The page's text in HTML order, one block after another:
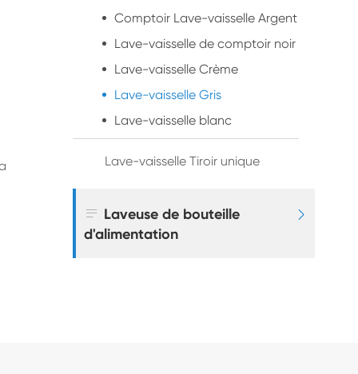
Comptoir Lave-vaisselle Argent
Lave-vaisselle de comptoir noir
Lave-vaisselle Crème
Lave-vaisselle Gris
Lave-vaisselle blanc
Lave-vaisselle Tiroir unique
 Laveuse de bouteille
d'alimentation
